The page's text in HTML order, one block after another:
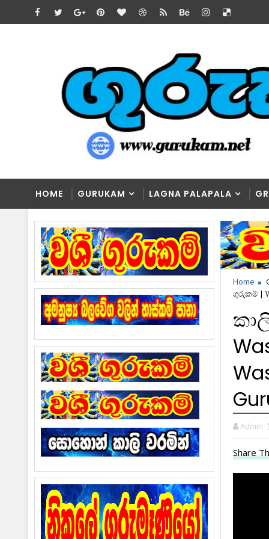
HOME GURUKAM LAGNA PALAPALA
Home
ගුරුකම් |
Admin
Share